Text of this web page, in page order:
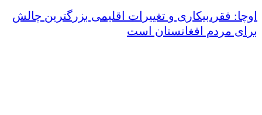
اوچا: فقر،بیکاری و تغییرات اقلیمی بزرگترین چالش
برای مردم افغانستان است